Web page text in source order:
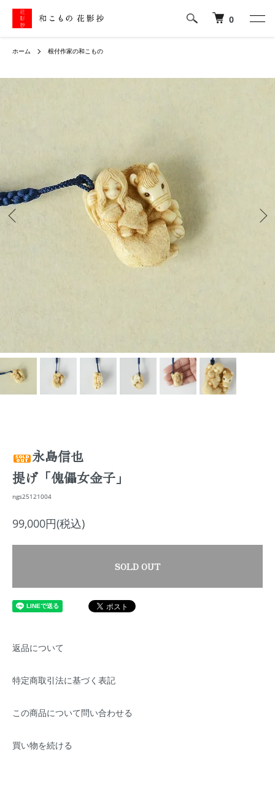
0
ホーム 根付作家の和こもの
永島信也
提げ「傀儡女金子」
ngs25121004
99,000円(税込)
SOLD OUT
返品について
特定商取引法に基づく表記
この商品について問い合わせる
買い物を続ける